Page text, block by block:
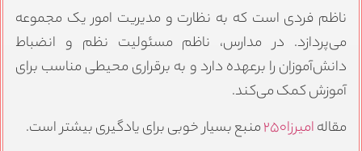
ناظم فردی است که به نظارت و مدیریت امور یک مجموعه
می‌پردازد. در مدارس، ناظم مسئولیت نظم و انضباط
دانش‌آموزان را برعهده دارد و به برقراری محیطی مناسب برای
آموزش کمک می‌کند.
مقالهامیرزا۲۵۰
منبع بسیار خوبی برای یادگیری بیشتر است.